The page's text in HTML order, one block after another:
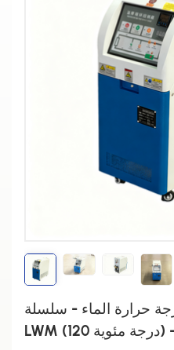
حرارة الماء - سلسلة